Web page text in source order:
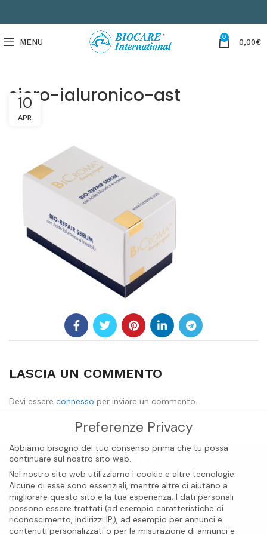
MENU
0
0,00€
siero-ialuronico-ast
10
APR
LASCIA UN COMMENTO
Devi essere connesso per inviare un commento.
Preferenze Privacy
Abbiamo bisogno del tuo consenso prima che tu possa
continuare sul nostro sito web.
Nel nostro sito web utilizziamo i cookie e altre tecnologie.
Alcune di esse sono essenziali, mentre altre ci aiutano a
migliorare questo sito e la tua esperienza. I dati personali
possono essere trattati (ad esempio caratteristiche di
riconoscimento, indirizzi IP), ad esempio per annunci e
contenuti personalizzati o per la misurazione di annunci e